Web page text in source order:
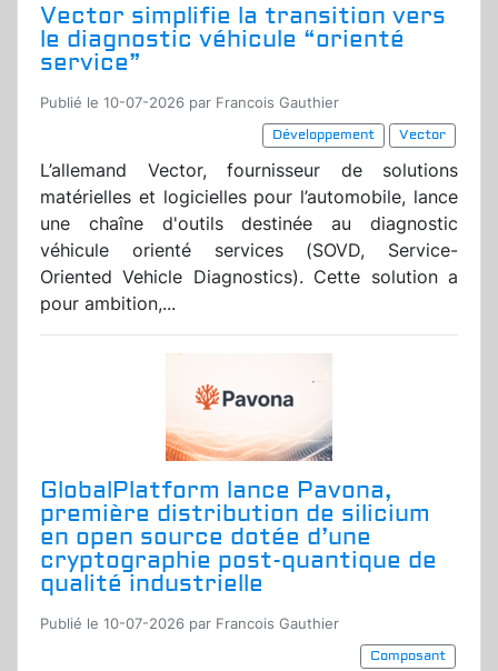
Vector simplifie la transition vers
le diagnostic véhicule “orienté
service”
Publié le 10-07-2026 par Francois Gauthier
Développement
Vector
L’allemand Vector, fournisseur de solutions
matérielles et logicielles pour l’automobile, lance
une chaîne d'outils destinée au diagnostic
véhicule orienté services (SOVD, Service-
Oriented Vehicle Diagnostics). Cette solution a
pour ambition,...
GlobalPlatform lance Pavona,
première distribution de silicium
en open source dotée d’une
cryptographie post-quantique de
qualité industrielle
Publié le 10-07-2026 par Francois Gauthier
Composant